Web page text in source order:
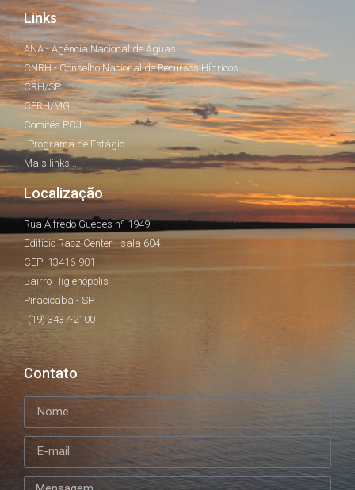
Links
ANA - Agência Nacional de Águas
CNRH - Conselho Nacional de Recursos Hídricos
CRH/SP
CERH/MG
Comitês PCJ
Programa de Estágio
Mais links...
Localização
Rua Alfredo Guedes nº 1949
Edifício Racz Center - sala 604
CEP: 13416-901
Bairro Higienópolis
Piracicaba - SP
(19) 3437-2100
Contato